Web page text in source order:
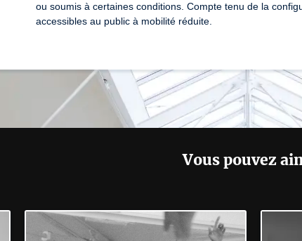
ou soumis à certaines conditions. Compte tenu de la
accessibles au public à mobilité réduite.
Vous pouvez